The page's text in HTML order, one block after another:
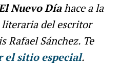
Nuevo Díahace a la
del escritor
Rafael Sánchez. Te
el sitio especial.